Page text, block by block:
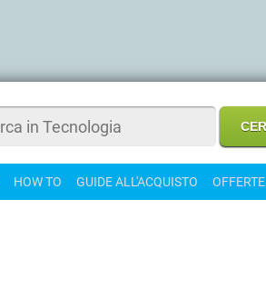
HOW TO GUIDE ALL'ACQUISTO OFFERTE